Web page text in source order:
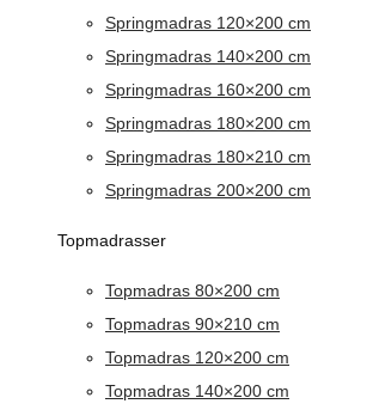
Springmadras 120×200 cm
Springmadras 140×200 cm
Springmadras 160×200 cm
Springmadras 180×200 cm
Springmadras 180×210 cm
Springmadras 200×200 cm
Topmadrasser
Topmadras 80×200 cm
Topmadras 90×210 cm
Topmadras 120×200 cm
Topmadras 140×200 cm